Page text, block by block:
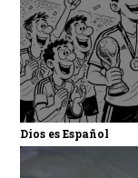
Dios es Español